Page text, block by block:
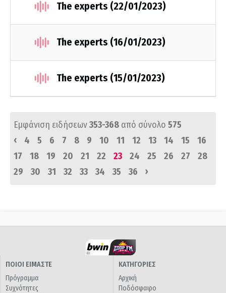
The experts (22/01/2023)
The experts (16/01/2023)
The experts (15/01/2023)
Εμφάνιση ειδήσεων353-368 από σύνολο 575
‹
4 5 6 7 8 9 10 11 12 13 14 15
16
17
18 19 20 21 22 23 24 25 26 27
28
29
30 31 32 33 34 35 36 ›
ΠΟΙΟΙ ΕΙΜΑΣΤΕ
Πρόγραμμα
Συχνότητες
ΚΑΤΗΓΟΡΙΕΣ
Αρχική
Ποδόσφαιρο